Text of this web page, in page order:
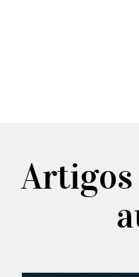
Artigos